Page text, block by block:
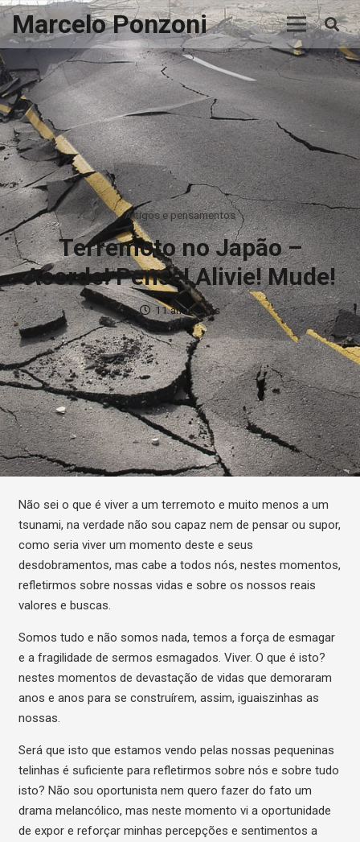
Marcelo Ponzoni
Artigos e pensamentos
Terremoto no Japão –
Acorde! Pense! Alivie! Mude!
11 anos atrás
Não sei o que é viver a um terremoto e muito menos a um
tsunami, na verdade não sou capaz nem de pensar ou supor,
como seria viver um momento deste e seus
desdobramentos, mas cabe a todos nós, nestes momentos,
refletirmos sobre nossas vidas e sobre os nossos reais
valores e buscas.
Somos tudo e não somos nada, temos a força de esmagar
e a fragilidade de sermos esmagados. Viver. O que é isto?
nestes momentos de devastação de vidas que demoraram
anos e anos para se construírem, assim, iguaiszinhas as
nossas.
Será que isto que estamos vendo pelas nossas pequeninas
telinhas é suficiente para refletirmos sobre nós e sobre tudo
isto? Não sou oportunista nem quero fazer do fato um
drama melancólico, mas neste momento vi a oportunidade
de expor e reforçar minhas percepções e sentimentos a